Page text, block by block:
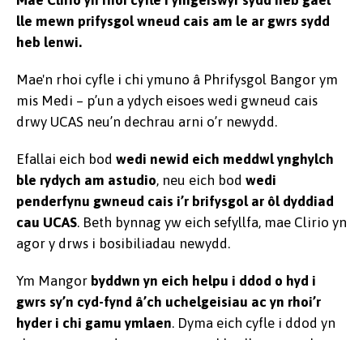
lle mewn prifysgol wneud cais am le ar gwrs sydd
heb lenwi.
Mae'n rhoi cyfle i chi ymuno â Phrifysgol Bangor ym
mis Medi – p’un a ydych eisoes wedi gwneud cais
drwy UCAS neu’n dechrau arni o’r newydd.
Efallai eich bod wedi newid eich meddwl ynghylch
ble rydych am astudio, neu eich bod wedi
penderfynu gwneud cais i’r brifysgol ar ôl dyddiad
cau UCAS. Beth bynnag yw eich sefyllfa, mae Clirio yn
agor y drws i bosibiliadau newydd.
Ym Mangor byddwn yn eich helpu i ddod o hyd i
gwrs sy’n cyd-fynd â’ch uchelgeisiau ac yn rhoi’r
hyder i chi gamu ymlaen. Dyma eich cyfle i ddod yn